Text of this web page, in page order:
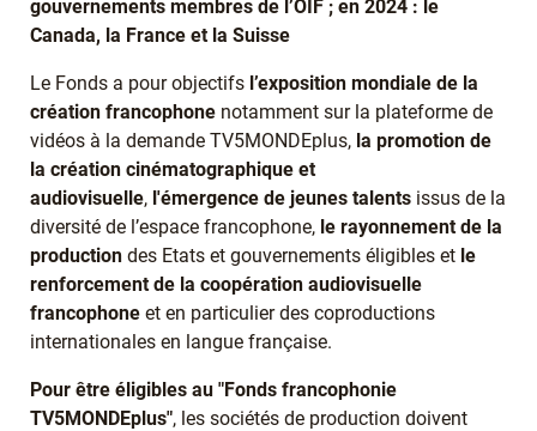
gouvernements membres de l’OIF ; en 2024 : le
Canada, la France et la Suisse
Le Fonds a pour objectifs l’exposition mondiale de la
création francophone notamment sur la plateforme de
vidéos à la demande TV5MONDEplus, la promotion de
la création cinématographique et
audiovisuelle, l'émergence de jeunes talents issus de la
diversité de l’espace francophone, le rayonnement de la
production des Etats et gouvernements éligibles et le
renforcement de la coopération audiovisuelle
francophone et en particulier des coproductions
internationales en langue française.
Pour être éligibles au "Fonds francophonie
TV5MONDEplus", les sociétés de production doivent